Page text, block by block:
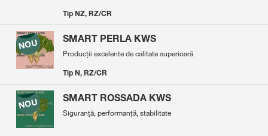
Tip NZ, RZ/CR
SMART PERLA KWS
Producții excelente de calitate superioară
Tip N, RZ/CR
SMART ROSSADA KWS
Siguranță, performanță, stabilitate